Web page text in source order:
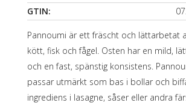
GTIN:
Pannoumi är ett fräscht och lättarbetat
kött, fisk och fågel. Osten har en mild,
och en fast, spänstig konsistens.
passar utmärkt som bas i bollar och
ingrediens i lasagne, såser eller andra